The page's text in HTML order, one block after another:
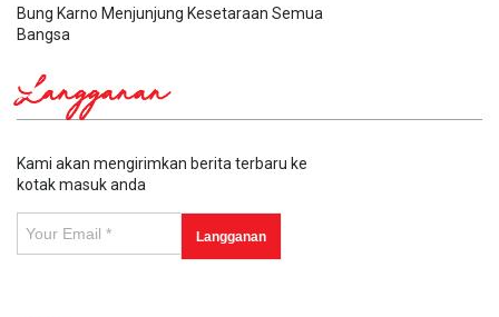
Bung Karno Menjunjung Kesetaraan Semua
Bangsa
Langganan
Kami akan mengirimkan berita terbaru ke
kotak masuk anda